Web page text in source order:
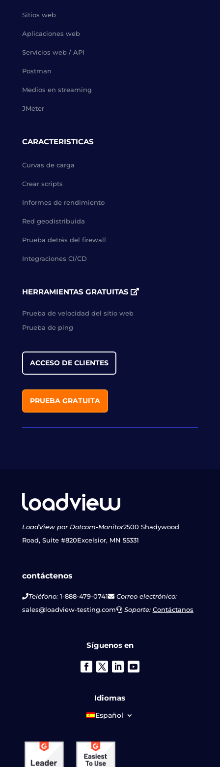
Sitios web
Aplicaciones web
Servicios web / API
Postman
Medios en streaming
JMeter
CARACTERISTICAS
Curvas de carga
Crear scripts
Informes de rendimiento
Red geodistribuida
Prueba detrás del firewall
Integraciones CI/CD
HERRAMIENTAS GRATUITAS
Prueba de velocidad del sitio web
Prueba de ping
ACCESO DE CLIENTES
PRUEBA GRATUITA
LoadView por Dotcom-Monitor2500 Shadywood
Road, Suite #820Excelsior, MN 55331
contáctenos
Teléfono:1-888-479-0741
Correo electrónico:
sales@loadview-testing.com
Soporte: Contáctanos
Síguenos en
Idiomas
Español